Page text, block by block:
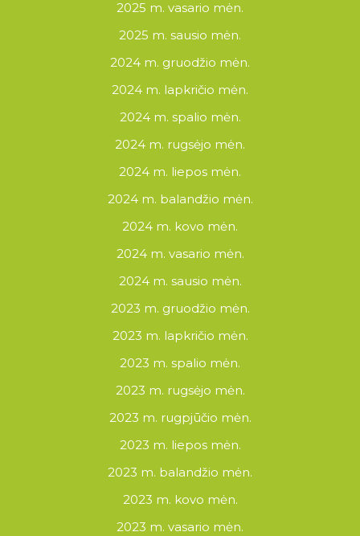
2025 m. vasario mėn.
2025 m. sausio mėn.
2024 m. gruodžio mėn.
2024 m. lapkričio mėn.
2024 m. spalio mėn.
2024 m. rugsėjo mėn.
2024 m. liepos mėn.
2024 m. balandžio mėn.
2024 m. kovo mėn.
2024 m. vasario mėn.
2024 m. sausio mėn.
2023 m. gruodžio mėn.
2023 m. lapkričio mėn.
2023 m. spalio mėn.
2023 m. rugsėjo mėn.
2023 m. rugpjūčio mėn.
2023 m. liepos mėn.
2023 m. balandžio mėn.
2023 m. kovo mėn.
2023 m. vasario mėn.